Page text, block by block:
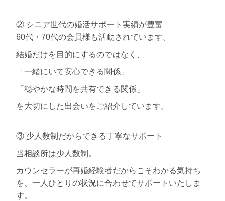
② シニア世代の婚活サポート実績が豊富
60代・70代の会員様も活動されています。
結婚だけを目的にするのではなく、
「一緒にいて安心できる関係」
「穏やかな時間を共有できる関係」
を大切にした出会いをご紹介しています。
③ 少人数制だからできる丁寧なサポート
当相談所は少人数制。
カウンセラーが再婚経験者だからこそわかる気持ち
を、一人ひとりの状況に合わせてサポートいたしま
す。